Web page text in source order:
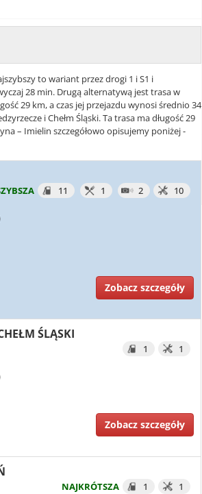
to wariant przez drogi 1 i S1 i
28 min. Drugą alternatywą jest trasa w
29 km, a czas jej przejazdu wynosi średnio 34
i Chełm Śląski. Ta trasa ma długość 29
– Imielin szczegółowo opisujemy poniżej -
11 1 2 10
Zobacz szczegóły
ŚLĄSKI
1 1
Zobacz szczegóły
NAJKRÓTSZA 1 1